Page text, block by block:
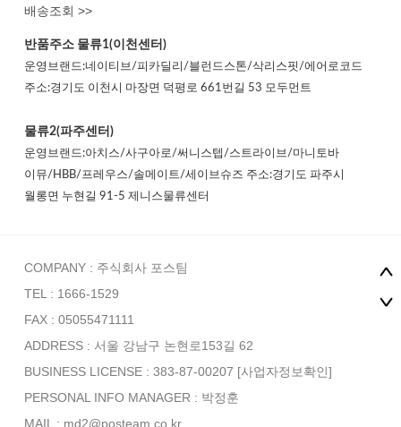
배송조회 >>
반품주소 물류1(이천센터)
운영브랜드:네이티브/피카딜리/블런드스톤/삭리스핏/에어로코드
주소:경기도 이천시 마장면 덕평로 661번길 53 모두먼트
물류2(파주센터)
운영브랜드:아치스/사구아로/써니스텝/스트라이브/마니토바
이뮤/HBB/프레우스/솔메이트/세이브슈즈 주소:경기도 파주시
월롱면 누현길 91-5 제니스물류센터
COMPANY : 주식회사 포스팀
TEL : 1666-1529
FAX : 05055471111
ADDRESS : 서울 강남구 논현로153길 62
BUSINESS LICENSE : 383-87-00207 [사업자정보확인]
PERSONAL INFO MANAGER : 박정훈
MAIL : md2@posteam.co.kr